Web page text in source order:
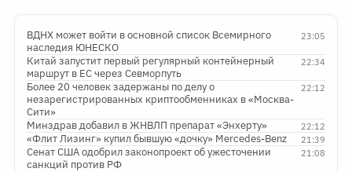
23:05
ВДНХ может войти в основной список Всемирного
наследия ЮНЕСКО
22:34
Китай запустит первый регулярный контейнерный
маршрут в ЕС через Севморпуть
22:12
Более 20 человек задержаны по делу о
незарегистрированных криптообменниках в «Москва-
Сити»
22:12
Минздрав добавил в ЖНВЛП препарат «Энхерту»
21:39
«Флит Лизинг» купил бывшую «дочку» Mercedes-Benz
21:08
Сенат США одобрил законопроект об ужесточении
санкций против РФ